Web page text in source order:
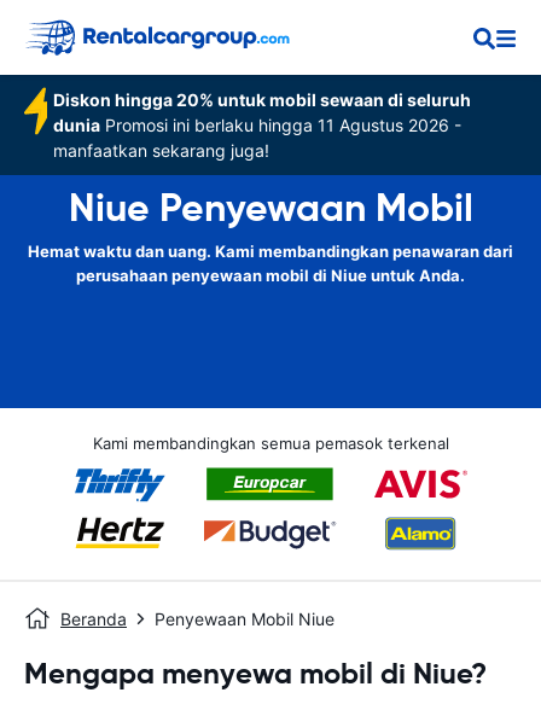
Diskon hingga 20% untuk mobil sewaan di seluruh
dunia Promosi ini berlaku hingga 11 Agustus 2026 -
manfaatkan sekarang juga!
Niue Penyewaan Mobil
Hemat waktu dan uang. Kami membandingkan penawaran dari
perusahaan penyewaan mobil di Niue untuk Anda.
Kami membandingkan semua pemasok terkenal
Beranda Penyewaan Mobil Niue
Mengapa menyewa mobil di Niue?